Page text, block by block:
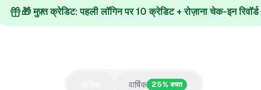
🎁 मुफ़्त क्रेडिट: पहली लॉगिन पर 10 क्रेडिट + रोज़ाना चेक-इन रिवॉर्ड
वार्षिक 25% बचत